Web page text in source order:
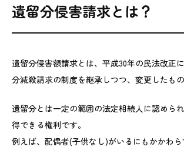
遺留分侵害請求とは？
遺留分侵害額請求とは、平成30年の民法改正
分減殺請求の制度を継承しつつ、変更したもの
遺留分とは一定の範囲の法定相続人に認めら
得できる権利です。
例えば、配偶者(子供なし)がいるにもかかわ